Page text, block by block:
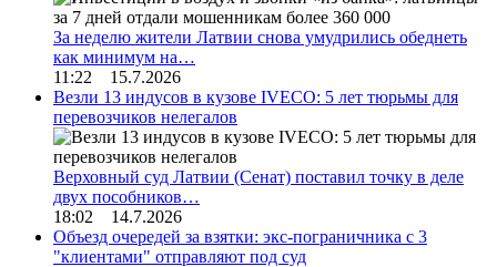
За неделю жители Латвии снова умудрились обеднеть
как минимум на…
11:22 15.7.2026
Везли 13 индусов в кузове IVECO: 5 лет тюрьмы для
перевозчиков нелегалов
Верховный суд Латвии (Сенат) поставил точку в деле
двух пособников…
18:02 14.7.2026
Объезд очередей за взятки: экс-пограничника с 3
"клиентами" отправляют под суд